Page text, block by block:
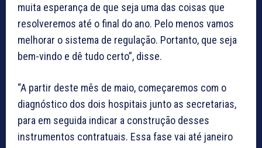
muita esperança de que seja uma das coisas que
resolveremos até o final do ano. Pelo menos vamos
melhorar o sistema de regulação. Portanto, que seja
bem-vindo e dê tudo certo”, disse.
“A partir deste mês de maio, começaremos com o
diagnóstico dos dois hospitais junto as secretarias,
para em seguida indicar a construção desses
instrumentos contratuais. Essa fase vai até janeiro